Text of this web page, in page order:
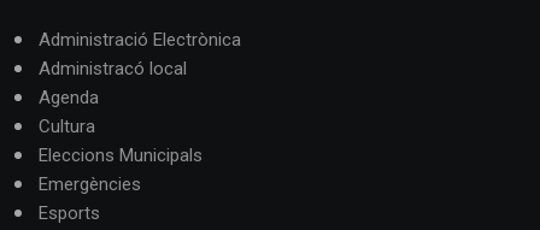
Administració Electrònica
Administracó local
Agenda
Cultura
Eleccions Municipals
Emergències
Esports